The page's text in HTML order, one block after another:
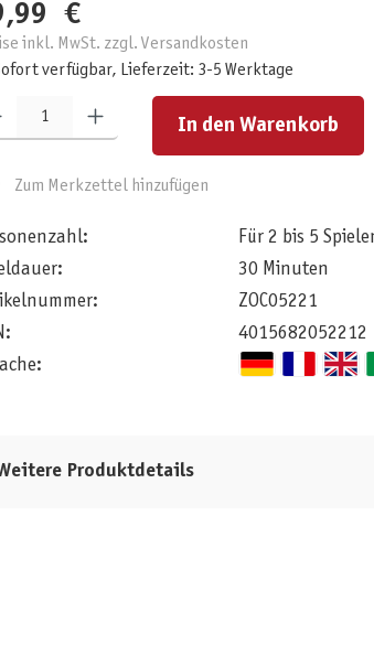
€
inkl. MwSt. zzgl. Versandkosten
verfügbar, Lieferzeit: 3-5 Werktage
Anzahl: Gib den gewünschten Wert ein oder benutze die
In den Warenkorb
Zum Merkzettel hinzufügen
Für 2 bis 5
30 Minuten
ZOC05221
4015682052212
Produktdetails